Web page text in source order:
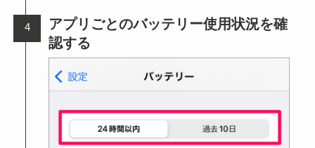
アプリごとのバッテリー使用状況を確
認する